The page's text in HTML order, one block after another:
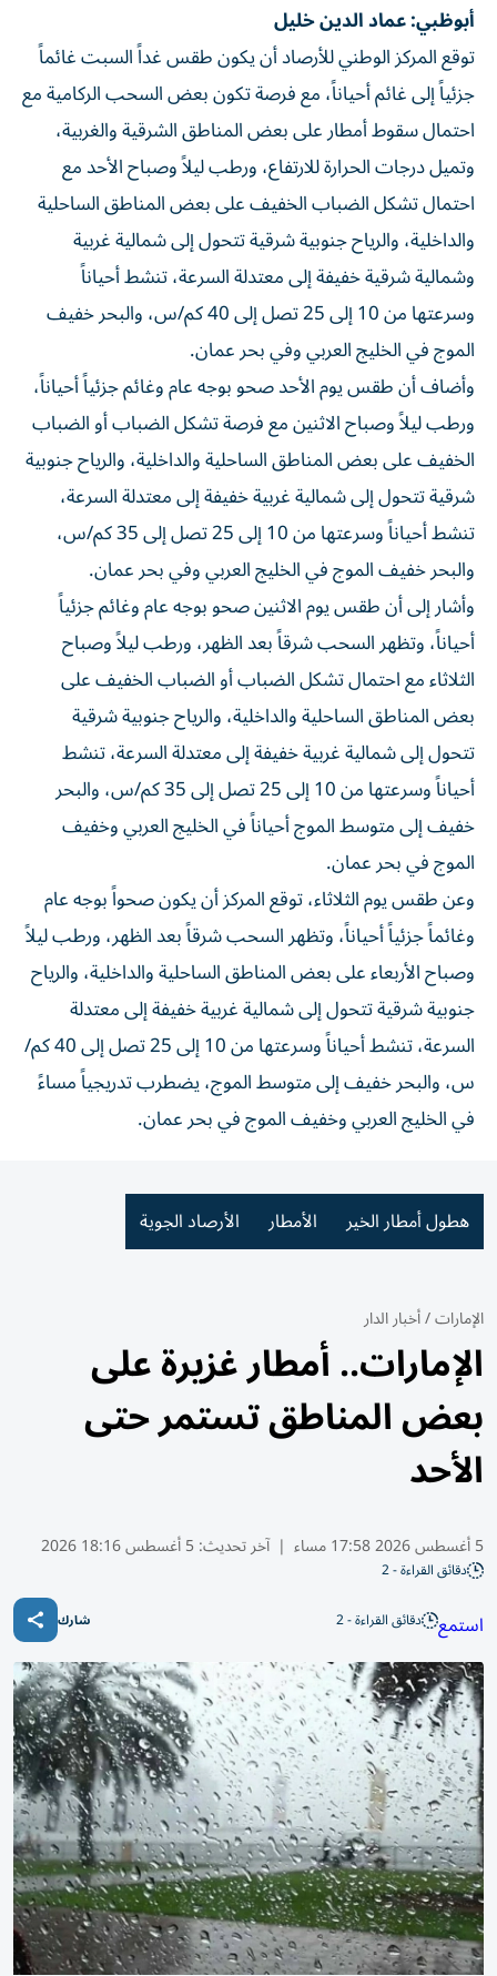
أبوظبي: عماد الدين خليل
توقع المركز الوطني للأرصاد أن يكون طقس غداً السبت غائماً
جزئياً إلى غائم أحياناً، مع فرصة تكون بعض السحب الركامية مع
احتمال سقوط أمطار على بعض المناطق الشرقية والغربية،
وتميل درجات الحرارة للارتفاع، ورطب ليلاً وصباح الأحد مع
احتمال تشكل الضباب الخفيف على بعض المناطق الساحلية
والداخلية، والرياح جنوبية شرقية تتحول إلى شمالية غربية
وشمالية شرقية خفيفة إلى معتدلة السرعة، تنشط أحياناً
وسرعتها من 10 إلى 25 تصل إلى 40 كم/س، والبحر خفيف
الموج في الخليج العربي وفي بحر عمان.
وأضاف أن طقس يوم الأحد صحو بوجه عام وغائم جزئياً أحياناً،
ورطب ليلاً وصباح الاثنين مع فرصة تشكل الضباب أو الضباب
الخفيف على بعض المناطق الساحلية والداخلية، والرياح جنوبية
شرقية تتحول إلى شمالية غربية خفيفة إلى معتدلة السرعة،
تنشط أحياناً وسرعتها من 10 إلى 25 تصل إلى 35 كم/س،
والبحر خفيف الموج في الخليج العربي وفي بحر عمان.
وأشار إلى أن طقس يوم الاثنين صحو بوجه عام وغائم جزئياً
أحياناً، وتظهر السحب شرقاً بعد الظهر، ورطب ليلاً وصباح
الثلاثاء مع احتمال تشكل الضباب أو الضباب الخفيف على
بعض المناطق الساحلية والداخلية، والرياح جنوبية شرقية
تتحول إلى شمالية غربية خفيفة إلى معتدلة السرعة، تنشط
أحياناً وسرعتها من 10 إلى 25 تصل إلى 35 كم/س، والبحر
خفيف إلى متوسط الموج أحياناً في الخليج العربي وخفيف
الموج في بحر عمان.
وعن طقس يوم الثلاثاء، توقع المركز أن يكون صحواً بوجه عام
وغائماً جزئياً أحياناً، وتظهر السحب شرقاً بعد الظهر، ورطب ليلاً
وصباح الأربعاء على بعض المناطق الساحلية والداخلية، والرياح
جنوبية شرقية تتحول إلى شمالية غربية خفيفة إلى معتدلة
السرعة، تنشط أحياناً وسرعتها من 10 إلى 25 تصل إلى 40 كم/
س، والبحر خفيف إلى متوسط الموج، يضطرب تدريجياً مساءً
في الخليج العربي وخفيف الموج في بحر عمان.
هطول أمطار الخير الأمطار الأرصاد الجوية
الإمارات/أخبار الدار
الإمارات.. أمطار غزيرة على
بعض المناطق تستمر حتى
الأحد
5 أغسطس 2026 17:58 مساء | آخر تحديث:5 أغسطس 18:16 2026
دقائق القراءة - 2
استمع دقائق القراءة - 2 شارك